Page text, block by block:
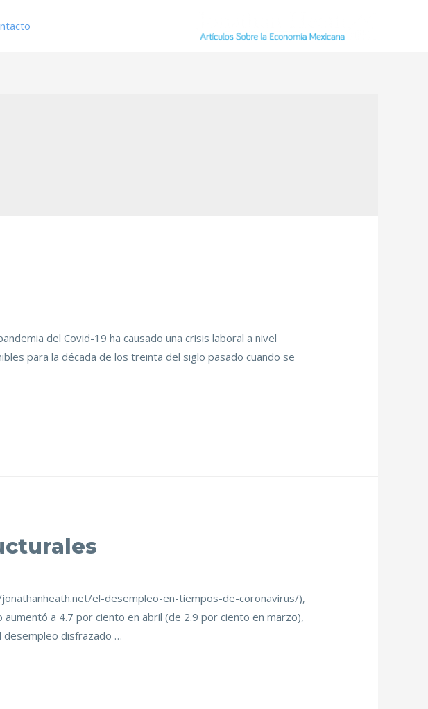
del Covid-19 ha causado una crisis laboral a nivel
para la década de los treinta del siglo pasado cuando se
jonathanheath.net/el-desempleo-en-tiempos-de-coronavirus/),
a 4.7 por ciento en abril (de 2.9 por ciento en marzo),
desempleo disfrazado …